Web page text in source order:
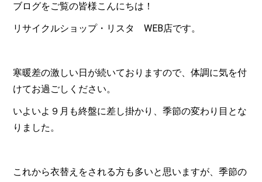
ブログをご覧の皆様こんにちは！
リサイクルショップ・リスタ WEB店です。
寒暖差の激しい日が続いておりますので、体調に気を付
けてお過ごしください。
いよいよ９月も終盤に差し掛かり、季節の変わり目とな
りました。
これから衣替えをされる方も多いと思いますが、季節の